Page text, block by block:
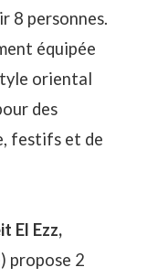
8 personnes.
équipée
oriental
des
festifs et de
El Ezz,
propose 2